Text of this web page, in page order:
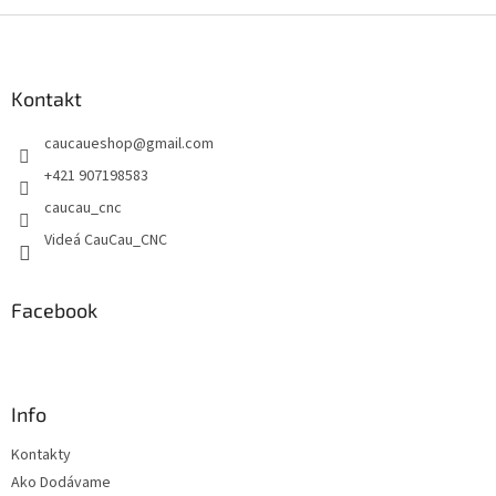
Kontakt
caucaueshop@gmail.com
+421 907198583
caucau_cnc
Videá CauCau_CNC
Facebook
Info
Kontakty
Ako Dodávame